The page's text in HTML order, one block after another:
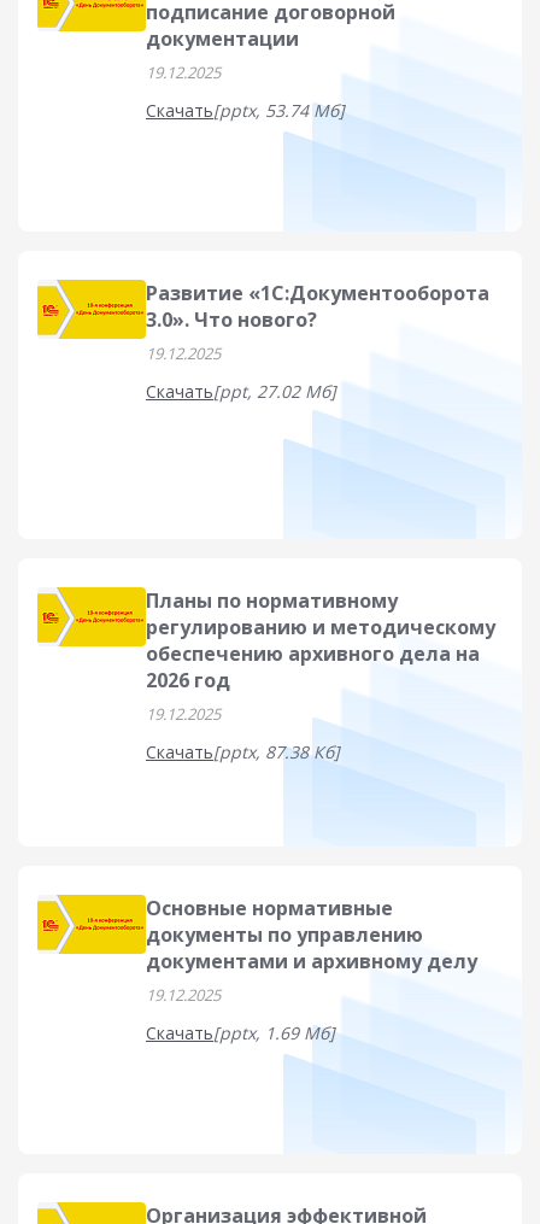
подписание договорной
документации
19.12.2025
Скачать[pptx, 53.74 Мб]
Развитие «1С:Документооборота
3.0». Что нового?
19.12.2025
Скачать[ppt, 27.02 Мб]
Планы по нормативному
регулированию и методическому
обеспечению архивного дела на
2026 год
19.12.2025
Скачать[pptx, 87.38 Кб]
Основные нормативные
документы по управлению
документами и архивному делу
19.12.2025
Скачать[pptx, 1.69 Мб]
Организация эффективной